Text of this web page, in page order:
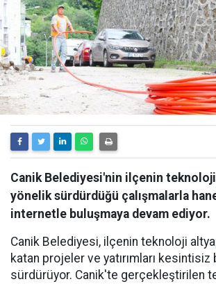
Canik Belediyesi'nin ilçenin teknoloji
yönelik sürdürdüğü çalışmalarla
internetle buluşmaya devam ediyor.
Canik Belediyesi, ilçenin teknoloji
katan projeler ve yatırımları
sürdürüyor. Canik'te gerçekleştirilen